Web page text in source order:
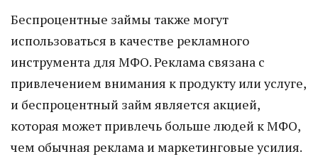
Беспроцентные займы также могут
использоваться в качестве рекламного
инструмента для МФО. Реклама связана с
привлечением внимания к продукту или услуге,
и беспроцентный займ является акцией,
которая может привлечь больше людей к МФО,
чем обычная реклама и маркетинговые усилия.